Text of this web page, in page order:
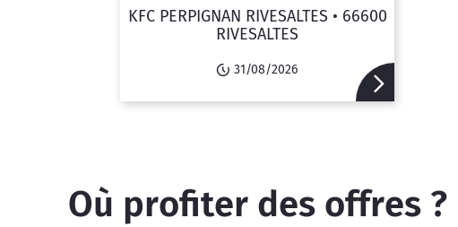
KFC PERPIGNAN RIVESALTES • 66600
RIVESALTES
31/08/2026
Où profiter des offres ?